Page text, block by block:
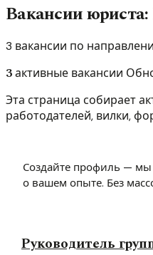
Вакансии
3 вакансии по
3 активные вакансии
Эта страница собирает
работодателей, вилки,
Создайте профиль — мы
о вашем опыте. Без
Руководитель